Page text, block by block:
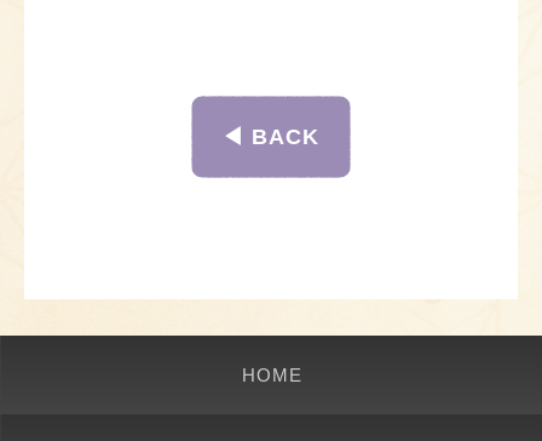
◀︎ BACK
HOME